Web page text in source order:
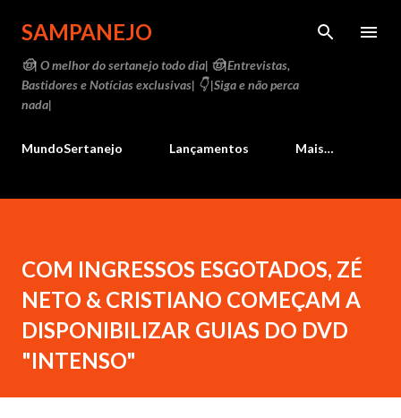
Pular para o conteúdo principal
SAMPANEJO
🤠| O melhor do sertanejo todo dia| 🤠|Entrevistas,
Bastidores e Notícias exclusivas| 👇 |Siga e não perca
nada|
MundoSertanejo Lançamentos Mais…
COM INGRESSOS ESGOTADOS, ZÉ
NETO & CRISTIANO COMEÇAM A
DISPONIBILIZAR GUIAS DO DVD
"INTENSO"